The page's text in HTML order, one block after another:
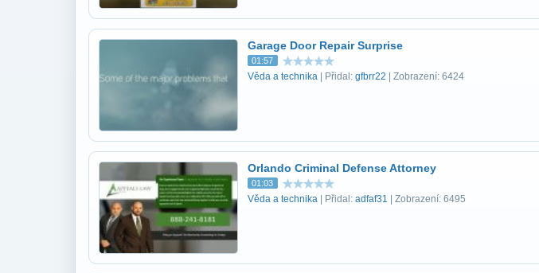
Garage Door Repair Surprise
01:57
Věda a technika | Přidal: gfbrr22 | Zobrazení: 6424
Orlando Criminal Defense Attorney
01:03
Věda a technika | Přidal: adfaf31 | Zobrazení: 6495